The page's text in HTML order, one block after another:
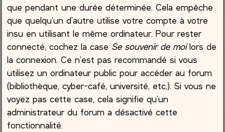
que pendant une durée déterminée. Cela empêche
que quelqu’un d’autre utilise votre compte à votre
insu en utilisant le même ordinateur. Pour rester
connecté, cochez la case Se souvenir de moilors de
la connexion. Ce n’est pas recommandé si vous
utilisez un ordinateur public pour accéder au forum
(bibliothèque, cyber-café, université, etc.). Si vous ne
voyez pas cette case, cela signifie qu’un
administrateur du forum a désactivé cette
fonctionnalité.